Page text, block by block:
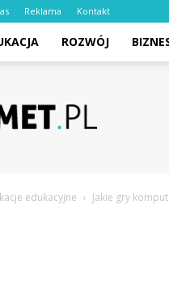
Reklama Kontakt
ROZWÓJ
edukacyjne Jakie gry